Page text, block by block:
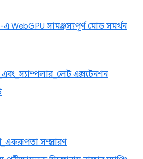
এ WebGPU সামঞ্জস্যপূর্ণ মোড সমর্থন
এক্সটেনশন
সম্প্রসারণ